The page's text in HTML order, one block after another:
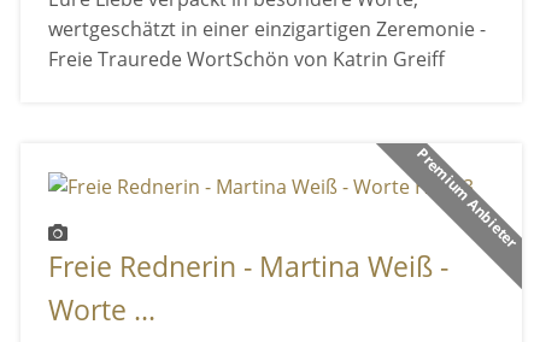
wertgeschätzt in einer einzigartigen Zeremonie -
Freie Traurede WortSchön von Katrin Greiff
Premium Anbieter
Freie Rednerin - Martina Weiß -
Worte ...